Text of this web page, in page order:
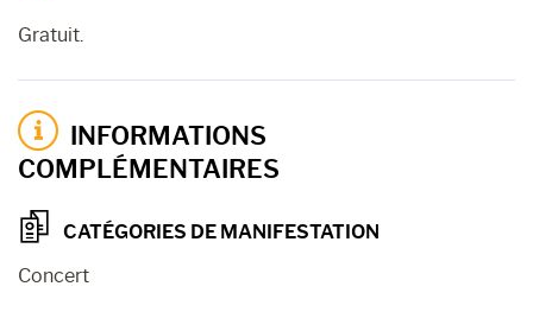
Gratuit.
INFORMATIONS
COMPLÉMENTAIRES
CATÉGORIES DE MANIFESTATION
Concert